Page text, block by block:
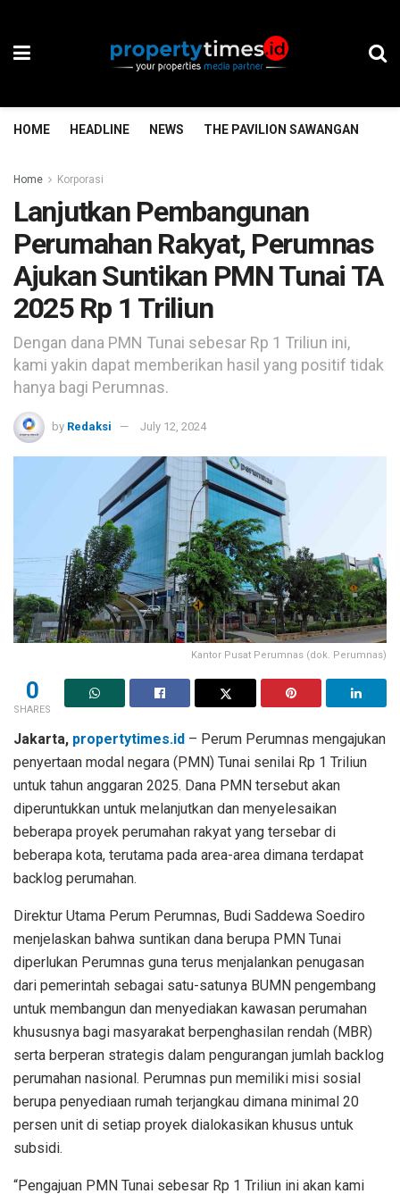
HOME HEADLINE NEWS THE PAVILION SAWANGAN
Home Korporasi
Lanjutkan Pembangunan
Perumahan Rakyat, Perumnas
Ajukan Suntikan PMN Tunai TA
2025 Rp 1 Triliun
Dengan dana PMN Tunai sebesar Rp 1 Triliun ini,
kami yakin dapat memberikan hasil yang positif tidak
hanya bagi Perumnas.
by Redaksi July 12, 2024
Kantor Pusat Perumnas (dok. Perumnas)
0
SHARES
Jakarta, propertytimes.id – Perum Perumnas mengajukan
penyertaan modal negara (PMN) Tunai senilai Rp 1 Triliun
untuk tahun anggaran 2025. Dana PMN tersebut akan
diperuntukkan untuk melanjutkan dan menyelesaikan
beberapa proyek perumahan rakyat yang tersebar di
beberapa kota, terutama pada area-area dimana terdapat
backlog perumahan.
Direktur Utama Perum Perumnas, Budi Saddewa Soediro
menjelaskan bahwa suntikan dana berupa PMN Tunai
diperlukan Perumnas guna terus menjalankan penugasan
dari pemerintah sebagai satu-satunya BUMN pengembang
untuk membangun dan menyediakan kawasan perumahan
khususnya bagi masyarakat berpenghasilan rendah (MBR)
serta berperan strategis dalam pengurangan jumlah backlog
perumahan nasional. Perumnas pun memiliki misi sosial
berupa penyediaan rumah terjangkau dimana minimal 20
persen unit di setiap proyek dialokasikan khusus untuk
subsidi.
“Pengajuan PMN Tunai sebesar Rp 1 Triliun ini akan kami